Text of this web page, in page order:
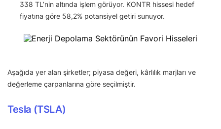
338 TL’nin altında işlem görüyor. KONTR hissesi hedef
fiyatına göre 58,2% potansiyel getiri sunuyor.
Aşağıda yer alan şirketler; piyasa değeri, kârlılık marjları ve
değerleme çarpanlarına göre seçilmiştir.
Tesla (TSLA)